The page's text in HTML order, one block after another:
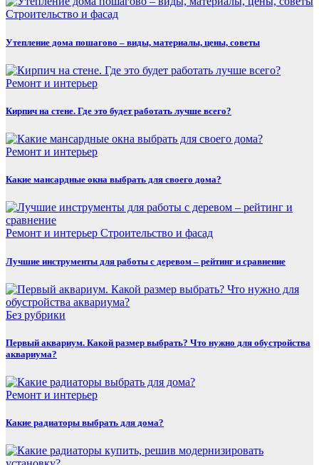
Строительство и фасад
Утепление дома пошагово – виды, материалы, цены, советы
Ремонт и интерьер
Кирпич на стене. Где это будет работать лучше всего?
Ремонт и интерьер
Какие мансардные окна выбрать для своего дома?
Ремонт и интерьер Строительство и фасад
Лучшие инструменты для работы с деревом – рейтинг и сравнение
Без рубрики
Первый аквариум. Какой размер выбрать? Что нужно для обустройства
аквариума?
Ремонт и интерьер
Какие радиаторы выбрать для дома?